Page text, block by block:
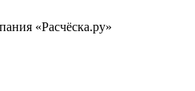
«Расчёска.ру»